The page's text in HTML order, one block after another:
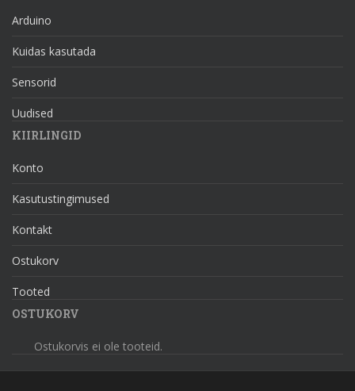
Arduino
Kuidas kasutada
Sensorid
Uudised
KIIRLINGID
Konto
Kasutustingimused
Kontakt
Ostukorv
Tooted
OSTUKORV
Ostukorvis ei ole tooteid.